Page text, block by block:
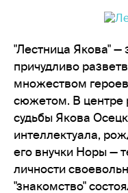
"Лестница Якова" —
причудливо
множеством
сюжетом. В центре
судьбы Якова
интеллектуала,
его внучки Норы —
личности
"знакомство"